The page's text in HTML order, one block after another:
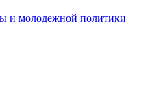
и молодежной политики